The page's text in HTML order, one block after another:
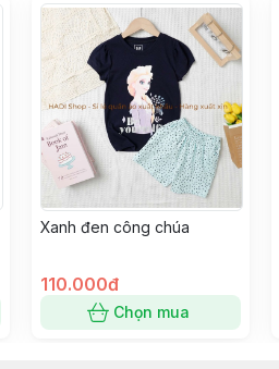
Xanh đen công chúa
110.000đ
Chọn mua